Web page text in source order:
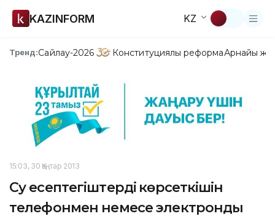
KAZINFORM KZ
Тренд:Сайлау-2026 Конституциялық реформаАрнайы
15:03, 30 Қаңтар 2013
Су есептегіштердің көрсеткішін
телефонмен немесе электронды